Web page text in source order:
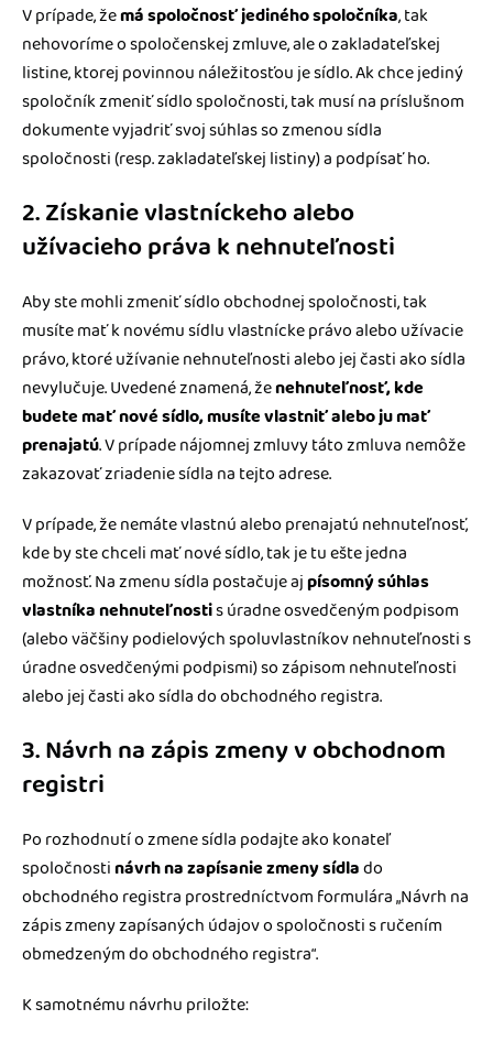
V prípade, žemá spoločnosť jediného spoločníka, tak
nehovoríme o spoločenskej zmluve, ale o zakladateľskej
listine, ktorej povinnou náležitosťou je sídlo. Ak chce jediný
spoločník zmeniť sídlo spoločnosti, tak musí na príslušnom
dokumente vyjadriť svoj súhlas so zmenou sídla
spoločnosti (resp. zakladateľskej listiny) a podpísať ho.
2. Získanie vlastníckeho alebo
užívacieho práva k nehnuteľnosti
Aby ste mohli zmeniť sídlo obchodnej spoločnosti, tak
musíte mať k novému sídlu vlastnícke právo alebo užívacie
právo, ktoré užívanie nehnuteľnosti alebo jej časti ako sídla
nevylučuje. Uvedené znamená, ženehnuteľnosť, kde
budete mať nové sídlo, musíte vlastniť alebo ju mať
prenajatú. V prípade nájomnej zmluvy táto zmluva nemôže
zakazovať zriadenie sídla na tejto adrese.
V prípade, že nemáte vlastnú alebo prenajatú nehnuteľnosť,
kde by ste chceli mať nové sídlo, tak je tu ešte jedna
možnosť. Na zmenu sídla postačuje ajpísomný súhlas
vlastníka nehnuteľnostis úradne osvedčeným podpisom
(alebo väčšiny podielových spoluvlastníkov nehnuteľnosti s
úradne osvedčenými podpismi) so zápisom nehnuteľnosti
alebo jej časti ako sídla do obchodného registra.
3. Návrh na zápis zmeny v obchodnom
registri
Po rozhodnutí o zmene sídla podajte ako konateľ
spoločnostinávrh na zapísanie zmeny sídlado
obchodného registra prostredníctvom formulára „Návrh na
zápis zmeny zapísaných údajov o spoločnosti s ručením
obmedzeným do obchodného registra“.
K samotnému návrhu priložte: